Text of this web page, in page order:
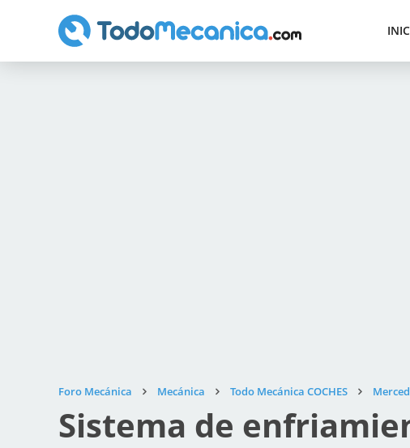
Foro Mecánica Mecánica Todo Mecánica COCHES
Sistema de